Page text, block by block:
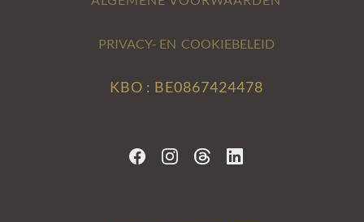
PRIVACY- EN COOKIEBELEID
KBO : BE0867424478